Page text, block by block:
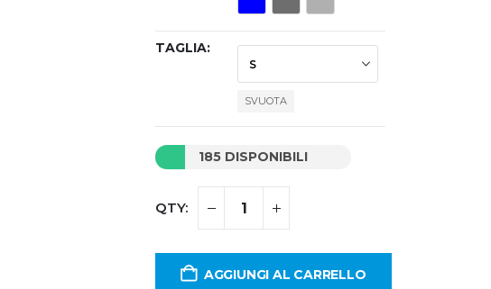
TAGLIA
SVUOTA
185 DISPONIBILI
AGGIUNGI AL CARRELLO